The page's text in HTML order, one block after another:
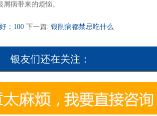
病带来的烦恼。
：100 下一篇: 银削病都禁忌吃什么
银友们还在关注：